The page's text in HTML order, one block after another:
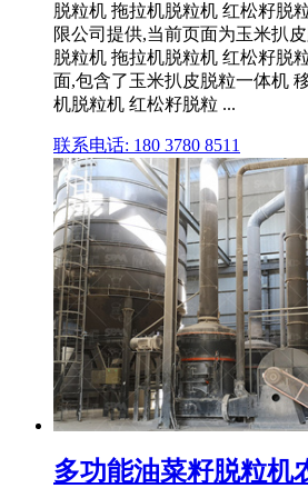
脱粒机 拖拉机脱粒机 红松籽脱
限公司提供,当前页面为玉米扒
脱粒机 拖拉机脱粒机 红松籽脱
面,包含了玉米扒皮脱粒一体机
机脱粒机 红松籽脱粒 ...
联系电话: 180 3780 8511
多功能油菜籽脱粒机